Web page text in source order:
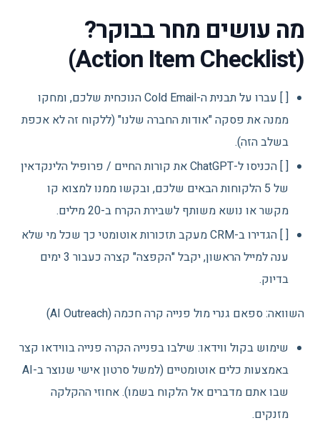
מה עושים מחר בבוקר?
(Action Item Checklist)
[ ] עברו על תבנית ה-Cold Email הנוכחית שלכם, ומחקו
ממנה את פסקה "אודות החברה שלנו" (ללקוח זה לא אכפת
בשלב הזה).
[ ] הכניסו ל-ChatGPT את קורות החיים / פרופיל הלינקדאין
של 5 הלקוחות הבאים שלכם, ובקשו ממנו למצוא קו
מקשר או נושא משותף לשבירת הקרח ב-20 מילים.
[ ] הגדירו ב-CRM מעקב תזכורות אוטומטי כך שכל מי שלא
ענה למייל הראשון, יקבל "הקפצה" קצרה כעבור 3 ימים
בדיוק.
השוואה: ספאם גנרי מול פנייה קרה חכמה (AI Outreach)
שימוש בקול ווידאו: שילבו בפנייה הקרה פנייה בווידאו קצר
באמצעות כלים אוטומטיים (למשל סרטון אישי שנוצר ב-AI
שבו אתם מדברים אל הלקוח בשמו). אחוזי ההקלקה
מזנקים.